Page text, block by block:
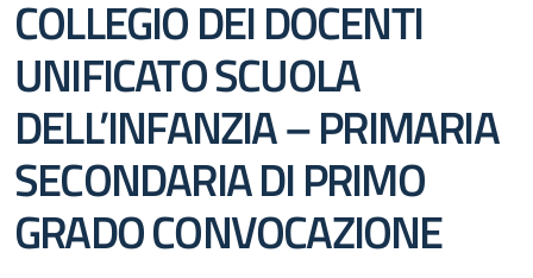
COLLEGIO DEI DOCENTI
UNIFICATO SCUOLA
DELL’INFANZIA – PRIMARIA
SECONDARIA DI PRIMO
GRADO CONVOCAZIONE